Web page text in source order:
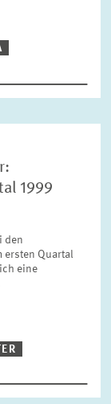
1999
den
ersten Quartal
eine